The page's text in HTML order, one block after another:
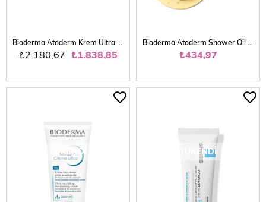
₺1.838,85
₺2.180,67 ₺434,97
TÜKENDI TÜKENDI